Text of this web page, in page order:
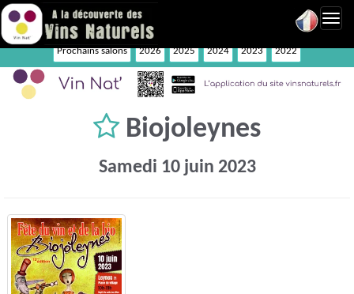
Prochains salons 2026 2025 2024 2023 2022
Biojoleynes
Samedi 10 juin 2023